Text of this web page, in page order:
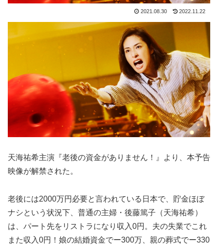
2021.08.30 2022.11.22
天海祐希主演『老後の資金がありません！』より、本予告
映像が解禁された。
老後には2000万円必要と言われている日本で、貯金ほぼ
ナシという状況下、普通の主婦・後藤篤子（天海祐希）
は、パート先をリストラになり収入0円。夫の失業でこれ
また収入0円！娘の結婚資金でー300万、親の葬式でー330